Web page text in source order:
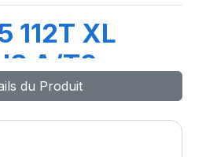
112T XL
A/T3
du Produit